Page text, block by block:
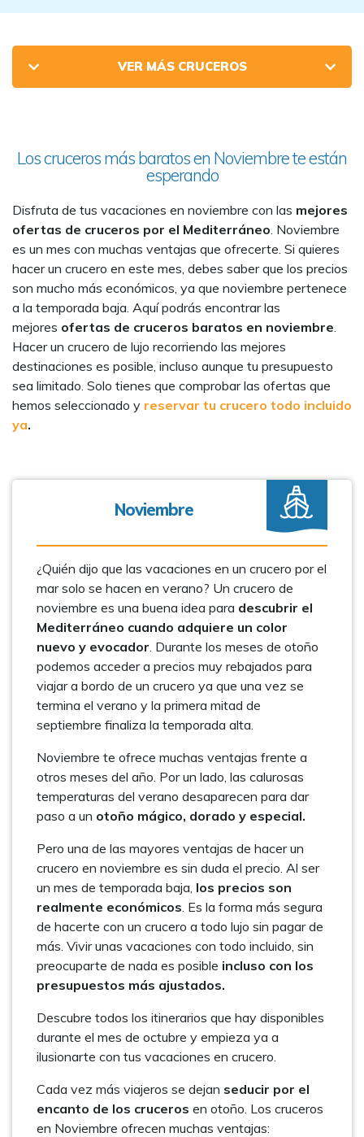
VER MÁS CRUCEROS
Los cruceros más baratos en Noviembre te están
esperando
Disfruta de tus vacaciones en noviembre con las mejores
ofertas de cruceros por el Mediterráneo. Noviembre
es un mes con muchas ventajas que ofrecerte. Si quieres
hacer un crucero en este mes, debes saber que los precios
son mucho más económicos, ya que noviembre pertenece
a la temporada baja. Aquí podrás encontrar las
mejores ofertas de cruceros baratos en noviembre.
Hacer un crucero de lujo recorriendo las mejores
destinaciones es posible, incluso aunque tu presupuesto
sea limitado. Solo tienes que comprobar las ofertas que
hemos seleccionado y reservar tu crucero todo incluido
ya.
Noviembre
¿Quién dijo que las vacaciones en un crucero por el
mar solo se hacen en verano? Un crucero de
noviembre es una buena idea para descubrir el
Mediterráneo cuando adquiere un color
nuevo y evocador. Durante los meses de otoño
podemos acceder a precios muy rebajados para
viajar a bordo de un crucero ya que una vez se
termina el verano y la primera mitad de
septiembre finaliza la temporada alta.
Noviembre te ofrece muchas ventajas frente a
otros meses del año. Por un lado, las calurosas
temperaturas del verano desaparecen para dar
paso a un otoño mágico, dorado y especial.
Pero una de las mayores ventajas de hacer un
crucero en noviembre es sin duda el precio. Al ser
un mes de temporada baja, los precios son
realmente económicos. Es la forma más segura
de hacerte con un crucero a todo lujo sin pagar de
más. Vivir unas vacaciones con todo incluido, sin
preocuparte de nada es posible incluso con los
presupuestos más ajustados.
Descubre todos los itinerarios que hay disponibles
durante el mes de octubre y empieza ya a
ilusionarte con tus vacaciones en crucero.
Cada vez más viajeros se dejan seducir por el
encanto de los cruceros en otoño. Los cruceros
en Noviembre ofrecen muchas ventajas: